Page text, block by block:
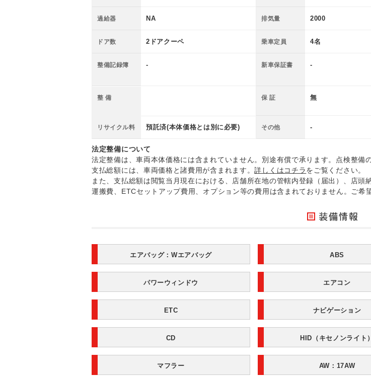
過給器 NA 排気量 2000
ドア数 2ドアクーペ 乗車定員 4名
整備記録簿 - 新車保証書 -
整 備 保 証 無
リサイクル料 預託済(本体価格とは別に必要) その他 -
法定整備について
法定整備は、車両本体価格には含まれていません。別途有償で承ります。点検整備
支払総額には、車両価格と諸費用が含まれます。詳しくはコチラをご覧ください。
また、支払総額は閲覧当月現在における、店舗所在地の管轄内登録（届出）、店
運搬費、ETCセットアップ費用、オプション等の費用は含まれておりません。ご希
エアバッグ： Wエアバッグ ABS
パワーウィンドウ エアコン
ETC ナビゲーション
CD HID（キセノンライト）
マフラー AW：17AW